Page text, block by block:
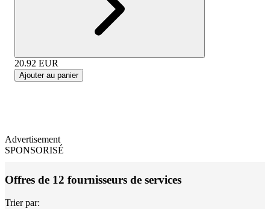
20.92 EUR
Ajouter au panier
Advertisement
SPONSORISÉ
Offres de 12 fournisseurs de services
Trier par: